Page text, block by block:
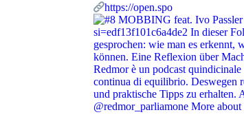
https://open.spo